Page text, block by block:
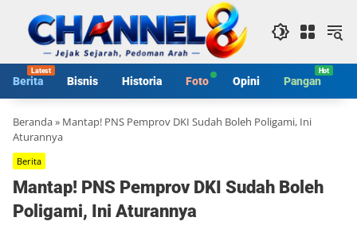
konten
Berita Bisnis Historia Foto Opini Pangan
Beranda» Mantap! PNS Pemprov DKI Sudah Boleh Poligami, Ini
Aturannya
Berita
Mantap! PNS Pemprov DKI Sudah Boleh
Poligami, Ini Aturannya